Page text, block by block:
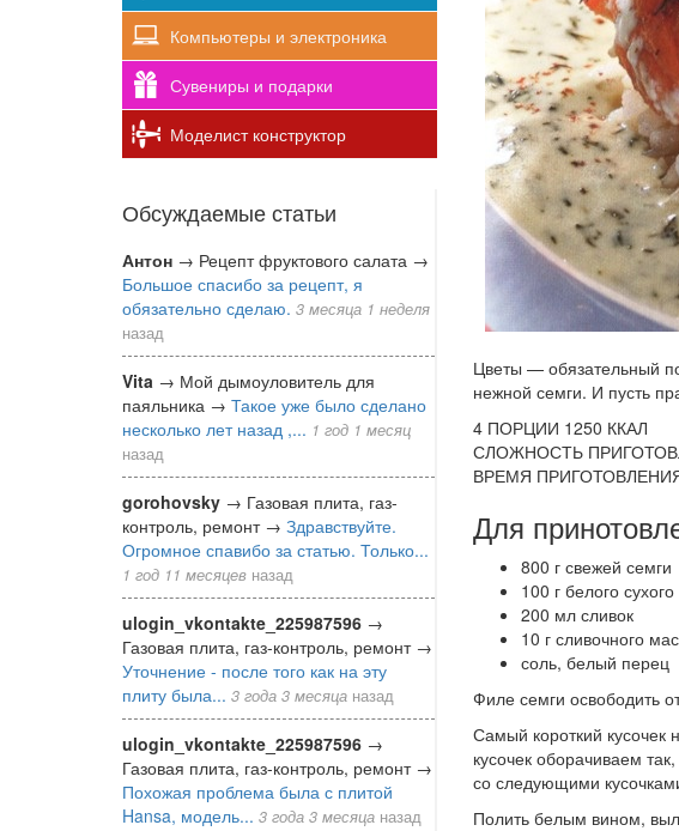
Компьютеры и электроника
Сувениры и подарки
Моделист конструктор
Обсуждаемые статьи
Антон → Рецепт фруктового салата →
Большое спасибо за рецепт, я
обязательно сделаю. 3 месяца 1 неделя
назад
Vita → Мой дымоуловитель для
паяльника → Такое уже было сделано
несколько лет назад ,... 1 год 1 месяц
назад
gorohovsky → Газовая плита, газ-
контроль, ремонт → Здравствуйте.
Огромное спавибо за статью. Только...
1 год 11 месяцев назад
ulogin_vkontakte_225987596 →
Газовая плита, газ-контроль, ремонт →
Уточнение - после того как на эту
плиту была... 3 года 3 месяца назад
ulogin_vkontakte_225987596 →
Газовая плита, газ-контроль, ремонт →
Похожая проблема была с плитой
Hansa, модель... 3 года 3 месяца назад
Цветы — обязательный
нежной семги. И пусть
4 ПОРЦИИ 1250 ККАЛ
СЛОЖНОСТЬ
ВРЕМЯ
Для
800 г свежей семги
100 г белого
200 мл сливок
10 г сливочного
соль, белый перец
Филе семги освободить
Самый короткий кусочек
кусочек оборачиваем
со следующими
Полить белым вином,